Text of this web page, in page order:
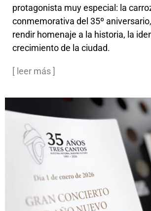
protagonista muy especial: la
conmemorativa del 35º
rendir homenaje a la historia, la
crecimiento de la ciudad.
[ leer más ]